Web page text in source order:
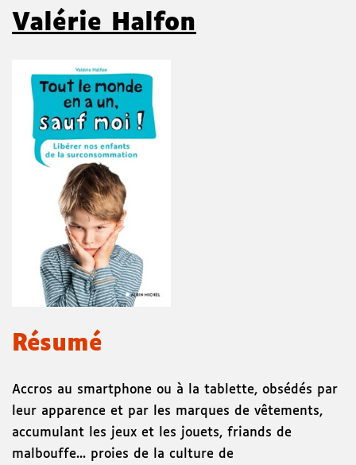
Valérie Halfon
Résumé
Accros au smartphone ou à la tablette, obsédés par
leur apparence et par les marques de vêtements,
accumulant les jeux et les jouets, friands de
malbouffe... proies de la culture de